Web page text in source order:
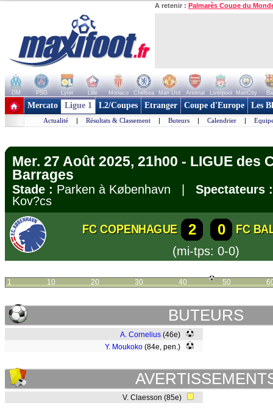
A retenir : Palmarès Coupe du
OM PSG Lyon Lille Monaco Chelsea Man Utd Arsenal Liverpool ManCity
+ de clubs
Mercato Ligue 1 L2/Coupes Etranger Coupe d'Europe Les
Actualité | Résultats & Classement | Buteurs | Calendrier |
Mer. 27 Août 2025, 21h00 - LIGUE des
Barrages
Stade : Parken à København | Spectateurs :
Kov?cs
FC COPENHAGUE 2 0
FC
(mi-tps: 0-0)
1 10 20 30 40 50
BUTEURS
A. Cornelius (46e)
Y. Moukoko (84e, pen.)
V. Claesson (85e)